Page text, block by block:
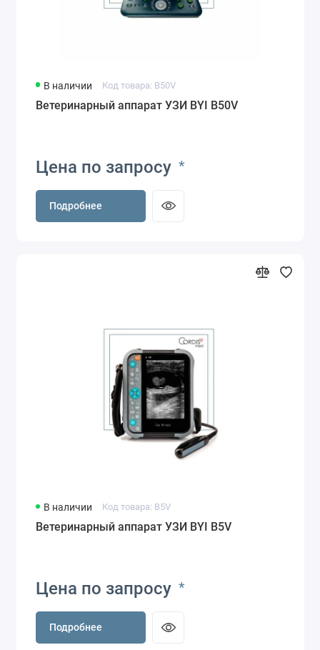
В наличии Код товара: B50V
Ветеринарный аппарат УЗИ BYI B50V
Цена по запросу *
Подробнее
В наличии Код товара: B5V
Ветеринарный аппарат УЗИ BYI B5V
Цена по запросу *
Подробнее